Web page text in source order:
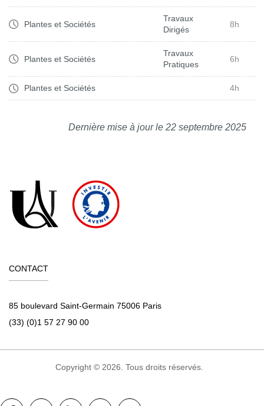
Plantes et Sociétés
Travaux
Dirigés
8h
Plantes et Sociétés
Travaux
Pratiques
6h
Plantes et Sociétés 4h
Dernière mise à jour le 22 septembre 2025
CONTACT
85 boulevard Saint-Germain 75006 Paris
(33) (0)1 57 27 90 00
Copyright © 2026. Tous droits réservés.